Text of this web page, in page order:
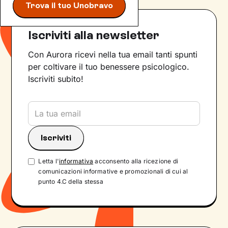
Trova il tuo Unobravo
Iscriviti alla newsletter
Con Aurora ricevi nella tua email tanti spunti
per coltivare il tuo benessere psicologico.
Iscriviti subito!
Letta l'informativa acconsento alla ricezione di
comunicazioni informative e promozionali di cui al
punto 4.C della stessa